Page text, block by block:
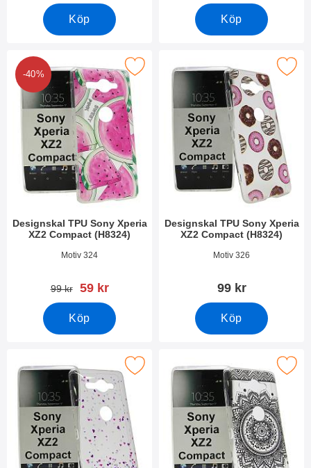
Köp Köp
-40%
Designskal TPU Sony Xperia
XZ2 Compact (H8324)
Art. nr 26305Motiv 324
tidigare pris
99 kr rea pris
59 kr
Köp
TPU Sony Xperia XZ2 Compact (H8324) som favorit
Designskal TPU Sony Xperia
XZ2 Compact (H8324)
Art. nr 26304Motiv 326
99 kr
Köp
Makera designskal TPU Sony Xperia
TPU Sony Xperia XZ2 Compact (H8324) som favorit
Makera designskal TPU Sony Xperia